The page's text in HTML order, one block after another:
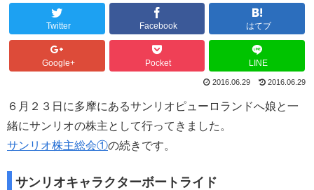
Twitter Facebook はてブ
Google+ Pocket LINE
2016.06.29 2016.06.29
６月２３日に多摩にあるサンリオピューロランドへ娘と一
緒にサンリオの株主として行ってきました。
サンリオ株主総会①の続きです。
サンリオキャラクターボートライド